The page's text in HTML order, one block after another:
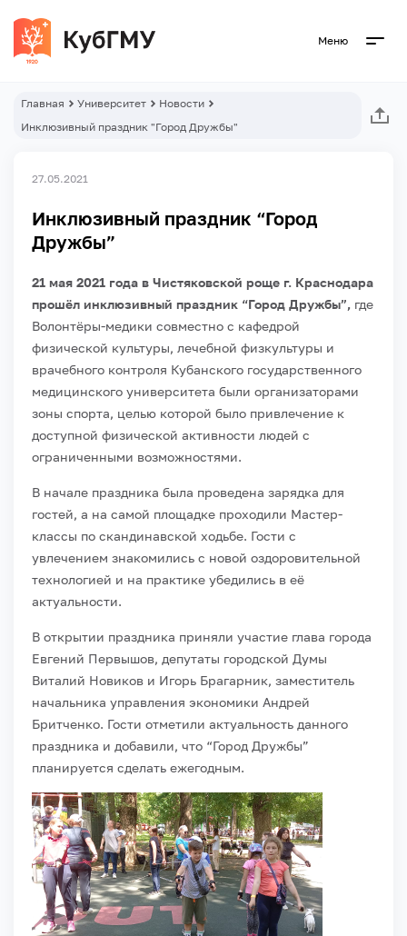
Меню
Главная Университет
Новости
Инклюзивный праздник "Город Дружбы"
27.05.2021
Инклюзивный праздник “Город
Дружбы”
21 мая 2021 года в Чистяковской роще г. Краснодара
прошёл инклюзивный праздник “Город Дружбы”, где
Волонтёры-медики совместно с кафедрой
физической культуры, лечебной физкультуры и
врачебного контроля Кубанского государственного
медицинского университета были организаторами
зоны спорта, целью которой было привлечение к
доступной физической активности людей с
ограниченными возможностями.
В начале праздника была проведена зарядка для
гостей, а на самой площадке проходили Мастер-
классы по скандинавской ходьбе. Гости с
увлечением знакомились с новой оздоровительной
технологией и на практике убедились в её
актуальности.
В открытии праздника приняли участие глава города
Евгений Первышов, депутаты городской Думы
Виталий Новиков и Игорь Брагарник, заместитель
начальника управления экономики Андрей
Бритченко. Гости отметили актуальность данного
праздника и добавили, что “Город Дружбы”
планируется сделать ежегодным.